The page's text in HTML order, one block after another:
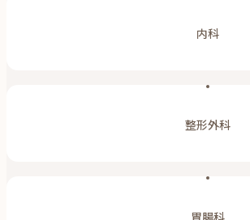
内科
整形外科
胃腸科